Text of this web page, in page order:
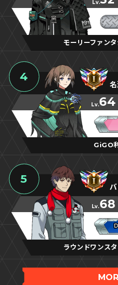
Lv.
モーリーファン
4
Lv.64
GiGO
5
Lv.68
ラウンドワンス